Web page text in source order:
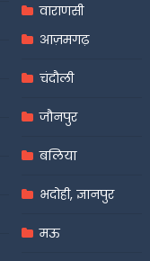
वाराणसी
आज़मगढ़
चंदौली
जौनपुर
बलिया
भदोही, ज्ञानपुर
मऊ